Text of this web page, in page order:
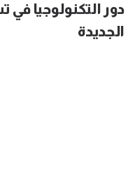
دور التكنولوجيا
الجديدة